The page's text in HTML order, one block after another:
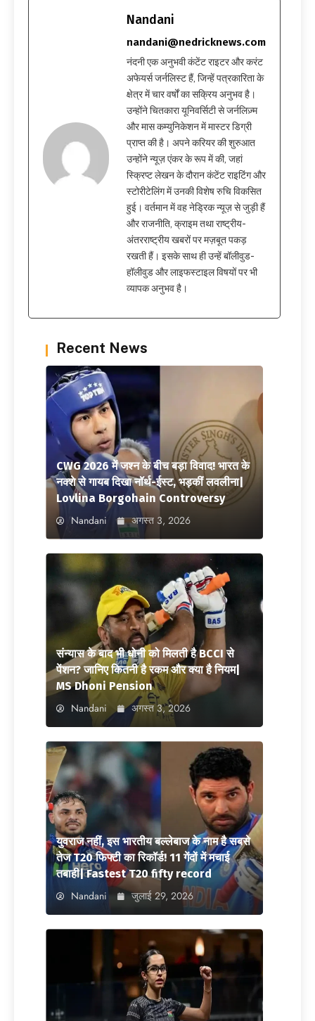
Nandani
nandani@nedricknews.com
नंदनी एक अनुभवी कंटेंट राइटर और करंट
अफेयर्स जर्नलिस्ट हैं, जिन्हें पत्रकारिता के
क्षेत्र में चार वर्षों का सक्रिय अनुभव है।
उन्होंने चितकारा यूनिवर्सिटी से जर्नलिज़्म
और मास कम्युनिकेशन में मास्टर डिग्री
प्राप्त की है। अपने करियर की शुरुआत
उन्होंने न्यूज़ एंकर के रूप में की, जहां
स्क्रिप्ट लेखन के दौरान कंटेंट राइटिंग और
स्टोरीटेलिंग में उनकी विशेष रुचि विकसित
हुई। वर्तमान में वह नेड्रिक न्यूज़ से जुड़ी हैं
और राजनीति, क्राइम तथा राष्ट्रीय-
अंतरराष्ट्रीय खबरों पर मज़बूत पकड़
रखती हैं। इसके साथ ही उन्हें बॉलीवुड-
हॉलीवुड और लाइफस्टाइल विषयों पर भी
व्यापक अनुभव है।
Recent News
CWG 2026 में जश्न के बीच बड़ा विवाद! भारत के
नक्शे से गायब दिखा नॉर्थ-ईस्ट, भड़कीं लवलीना|
Lovlina Borgohain Controversy
Nandani अगस्त 3, 2026
संन्यास के बाद भी धोनी को मिलती है BCCI से
पेंशन? जानिए कितनी है रकम और क्या है नियम|
MS Dhoni Pension
Nandani अगस्त 3, 2026
युवराज नहीं, इस भारतीय बल्लेबाज के नाम है सबसे
तेज T20 फिफ्टी का रिकॉर्ड! 11 गेंदों में मचाई
तबाही| Fastest T20 fifty record
Nandani जुलाई 29, 2026